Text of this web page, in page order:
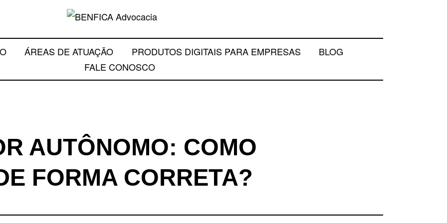
ADVOCACIA E
JURÍDICA
ÁREAS DE ATUAÇÃO PRODUTOS DIGITAIS PARA EMPRESAS
BLOG
FALE CONOSCO
AUTÔNOMO: COMO
FORMA CORRETA?